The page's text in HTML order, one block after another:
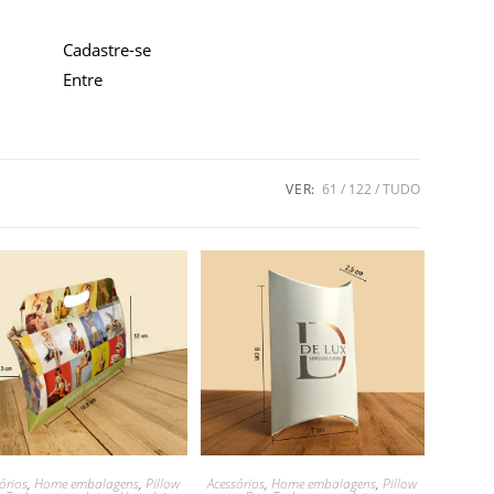
Cadastre-se
Entre
VER: 61 122 TUDO
,Home embalagens,Pillow Acessórios,Home embalagens,Pillow